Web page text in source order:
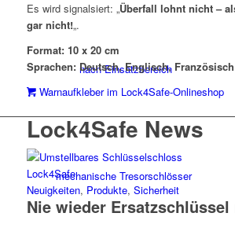
nach Einsatzbereich
mechanische Tresorschlösser
Es wird signalsiert: „Überfall lohnt nicht –
gar nicht!„.
Format: 10 x 20 cm
Sprachen: Deutsch, Englisch, Französisch
Warnaufkleber im Lock4Safe-Onlineshop
Lock4Safe News
Neuigkeiten, Produkte, Sicherheit
Nie wieder